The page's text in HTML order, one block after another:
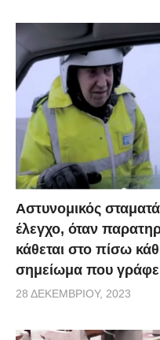
Αστυνομικός
έλεγχο, όταν
κάθεται στο πίσω
σημείωμα που
28 ΔΕΚΕΜΒΡΊΟΥ, 2023